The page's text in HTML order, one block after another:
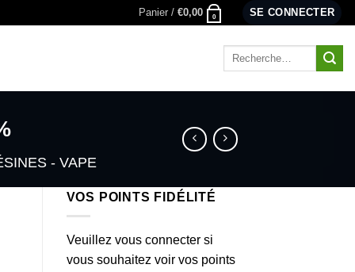
Panier / €0,00 0 SE CONNECTER
Recherche
- VAPE
VOS POINTS FIDÉLITÉ
Veuillez vous connecter si
vous souhaitez voir vos points